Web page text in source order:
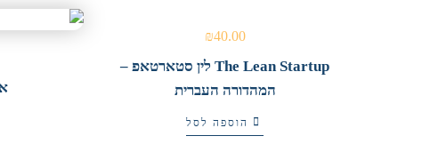
₪40.00
The Lean Startup לין סטארטאפ –
המהדורה העברית
הוספה לסל